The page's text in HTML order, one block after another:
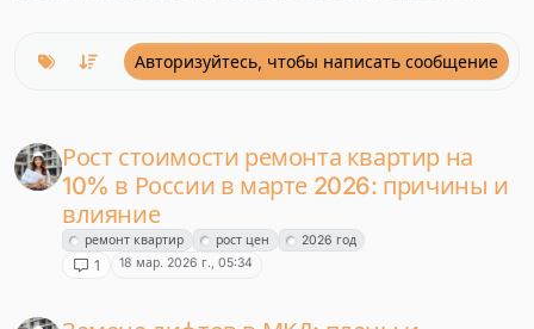
подрядчиков, мастеров и дизайнеров — советы, лайфхаки,
решения сложных задач.Авторизуйтесь, чтобы написать сообщение
Рост стоимости ремонта квартир на
10% в России в марте 2026: причины и
влияние
ремонт квартир рост цен 2026 год
1 18 мар. 2026 г., 05:34